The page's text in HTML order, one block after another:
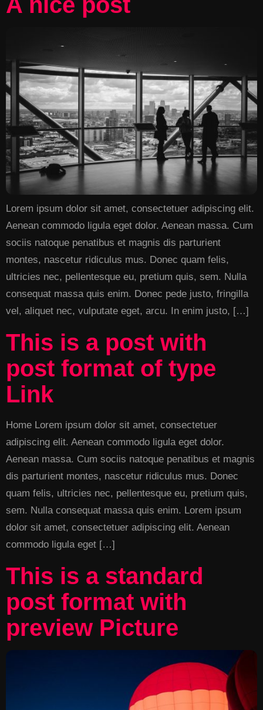
Lorem ipsum dolor sit amet, consectetuer adipiscing elit.
Aenean commodo ligula eget dolor. Aenean massa. Cum
sociis natoque penatibus et magnis dis parturient
montes, nascetur ridiculus mus. Donec quam felis,
ultricies nec, pellentesque eu, pretium quis, sem. Nulla
consequat massa quis enim. Donec pede justo, fringilla
vel, aliquet nec, vulputate eget, arcu. In enim justo, […]
This is a post with
post format of type
Link
Home Lorem ipsum dolor sit amet, consectetuer
adipiscing elit. Aenean commodo ligula eget dolor.
Aenean massa. Cum sociis natoque penatibus et magnis
dis parturient montes, nascetur ridiculus mus. Donec
quam felis, ultricies nec, pellentesque eu, pretium quis,
sem. Nulla consequat massa quis enim. Lorem ipsum
dolor sit amet, consectetuer adipiscing elit. Aenean
commodo ligula eget […]
This is a standard
post format with
preview Picture